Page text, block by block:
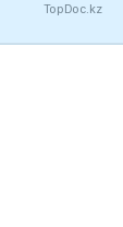
TopDoc.kz